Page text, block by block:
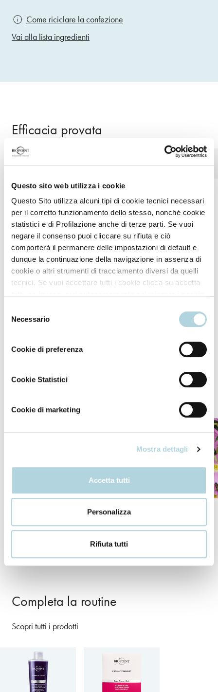
Questo sito web utilizza i cookie
Questo Sito utilizza alcuni tipi di cookie tecnici necessari
per il corretto funzionamento dello stesso, nonché cookie
statistici e di Profilazione anche di terze parti. Se vuoi
negare il consenso puoi cliccare su rifiuta e ciò
comporterà il permanere delle impostazioni di default e
dunque la continuazione della navigazione in assenza di
cookie o altri strumenti di tracciamento diversi da quelli
tecnici. Se vuoi accettare tutti i cookie clicca su accetta
più consulta la
delNecessario
Cookie di preferenza
Cookie Statistici
Cookie di marketing
Mostra dettagli
Accetta tutti
Personalizza
Rifiuta tutti
Come riciclare la confezione
Vai alla lista ingredienti
Efficacia provata
Neutralizza i toni caldi e gialli Ravviva il colore
Modo d'uso
Lasciare in posa qualche minuto quindi risciacquare
l'utilizzo abbinato allo Shampoo Cromatix Silver.
Cover pigment tech
Completa la routine
Scopri tutti i prodotti